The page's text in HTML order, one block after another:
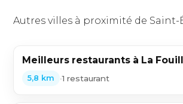
Autres villes à proximité de
Meilleurs restaurants à La
5,8 km •1 restaurant